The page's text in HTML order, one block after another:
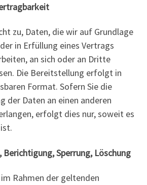
zu, Daten, die wir auf Grundlage
in Erfüllung eines Vertrags
an sich oder an Dritte
Die Bereitstellung erfolgt in
Format. Sofern Sie die
der Daten an einen anderen
erfolgt dies nur, soweit es
Berichtigung, Sperrung, Löschung
Rahmen der geltenden